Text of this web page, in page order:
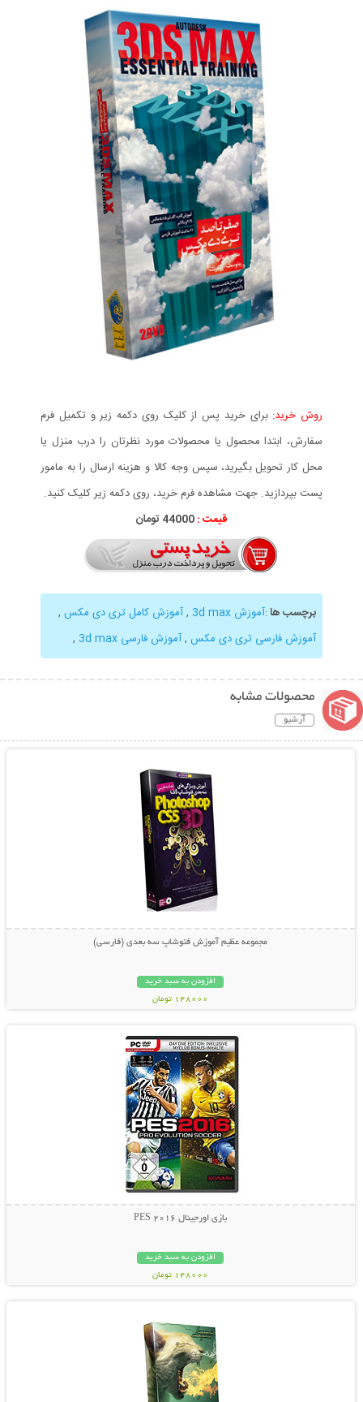
روش خرید: برای خرید پس از کلیک روی دکمه زیر و تکمیل فرم
سفارش، ابتدا محصول یا محصولات مورد نظرتان را درب منزل یا
محل کار تحویل بگیرید، سپس وجه کالا و هزینه ارسال را به مامور
پست بپردازید. جهت مشاهده فرم خرید، روی دکمه زیر کلیک کنید.
قیمت :44000 تومان
برچسب ها:آموزش 3d max ,آموزش کامل تری دی مکس ,
آموزش فارسی تری دی مکس ,آموزش فارسی 3d max ,
محصولات مشابه
آرشیو
مجموعه عظیم آموزش فتوشاپ سه بعدی (فارسی)
افزودن به سبد خرید
148000 تومان
بازی اورجینال PES 2016
افزودن به سبد خرید
148000 تومان